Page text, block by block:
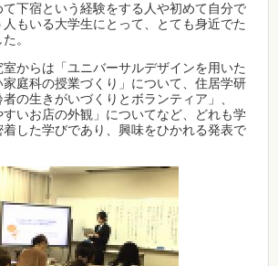
下宿という経験をする人や初めて自分で
もいる大学生にとって、とても身近でた
。
室からは「ユニバーサルデザインを用いた
家庭科の授業づくり」について、住居学研
の生きがいづくりとボランティア」、
すいお店の外観」についてなど、どれも学
した学びであり、興味をひかれる発表で